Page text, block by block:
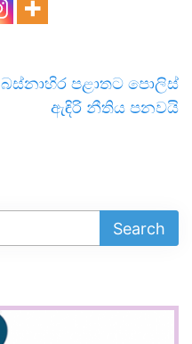
බස්නාහිර පළාතට පොලිස්
ඇඳිරි නීතිය පනවයි